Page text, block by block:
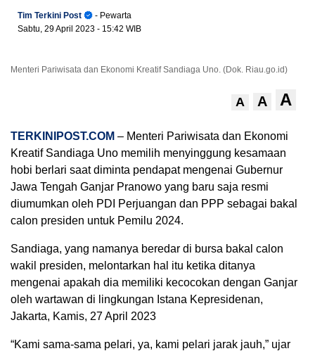
Tim Terkini Post
- Pewarta
Sabtu, 29 April 2023 - 15:42 WIB
Menteri Pariwisata dan Ekonomi Kreatif Sandiaga Uno. (Dok. Riau.go.id)
A A A
TERKINIPOST.COM – Menteri Pariwisata dan Ekonomi
Kreatif Sandiaga Uno memilih menyinggung kesamaan
hobi berlari saat diminta pendapat mengenai Gubernur
Jawa Tengah Ganjar Pranowo yang baru saja resmi
diumumkan oleh PDI Perjuangan dan PPP sebagai bakal
calon presiden untuk Pemilu 2024.
Sandiaga, yang namanya beredar di bursa bakal calon
wakil presiden, melontarkan hal itu ketika ditanya
mengenai apakah dia memiliki kecocokan dengan Ganjar
oleh wartawan di lingkungan Istana Kepresidenan,
Jakarta, Kamis, 27 April 2023
“Kami sama-sama pelari, ya, kami pelari jarak jauh,” ujar